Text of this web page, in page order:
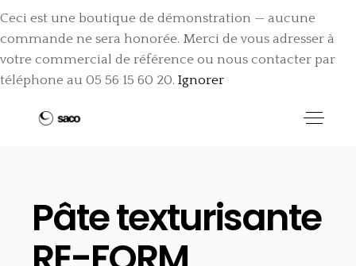
Ceci est une boutique de démonstration — aucune
commande ne sera honorée. Merci de vous adresser à
votre commercial de référence ou nous contacter par
téléphone au 05 56 15 60 20. Ignorer
Pâte texturisante